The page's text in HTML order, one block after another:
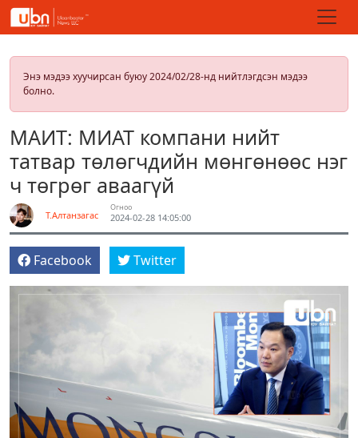
Энэ мэдээ хуучирсан буюу 2024/02/28-нд нийтлэгдсэн мэдээ
болно.
МАИТ: МИАТ компани нийт
татвар төлөгчдийн мөнгөнөөс нэг
ч төгрөг аваагүй
Т.Алтанзагас
Огноо
2024-02-28 14:05:00
Facebook Twitter